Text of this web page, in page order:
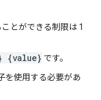
とができる制限は 1
{value} です。
を使用する必要があ